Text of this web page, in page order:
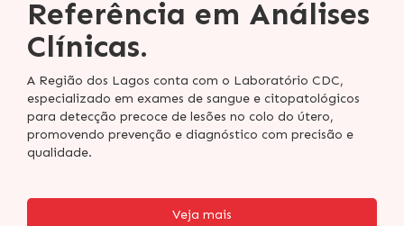
Referência em Análises
Clínicas.
A Região dos Lagos conta com o Laboratório CDC,
especializado em exames de sangue e citopatológicos
para detecção precoce de lesões no colo do útero,
promovendo prevenção e diagnóstico com precisão e
qualidade.
Veja mais